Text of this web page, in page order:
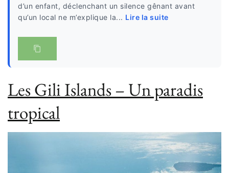
d’un enfant, déclenchant un silence gênant avant
qu’un local ne m’explique la... Lire la suite
Les Gili Islands – Un paradis
tropical